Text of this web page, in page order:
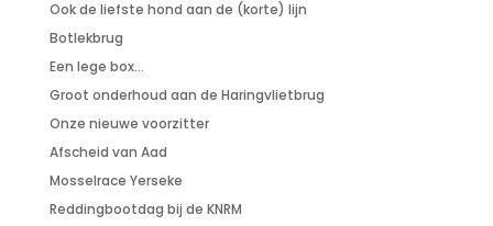
Ook de liefste hond aan de (korte) lijn
Botlekbrug
Een lege box…
Groot onderhoud aan de Haringvlietbrug
Onze nieuwe voorzitter
Afscheid van Aad
Mosselrace Yerseke
Reddingbootdag bij de KNRM